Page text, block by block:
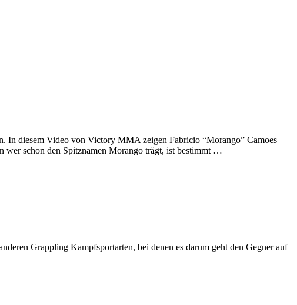
In diesem Video von Victory MMA zeigen Fabricio “Morango” Camoes
wer schon den Spitznamen Morango trägt, ist bestimmt …
Grappling Kampfsportarten, bei denen es darum geht den Gegner auf